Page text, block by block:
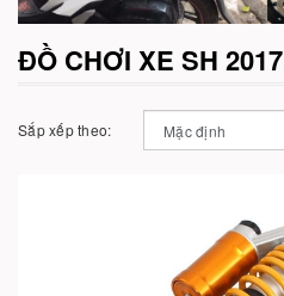
ĐỒ CHƠI XE SH 2017
Sắp xếp theo: